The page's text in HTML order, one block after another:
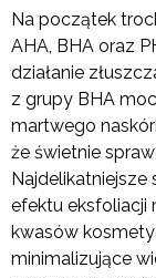
Na początek
AHA, BHA oraz
działanie
z grupy BHA
martwego
że świetnie
efektu eksfoliacji
kwasów
minimalizujące